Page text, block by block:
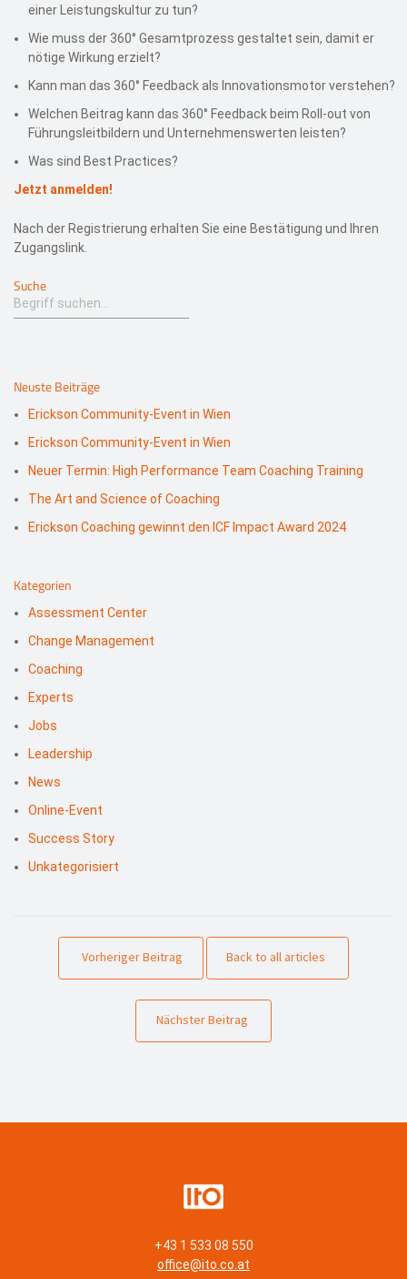
einer Leistungskultur zu tun?
Wie muss der 360° Gesamtprozess gestaltet sein, damit er
nötige Wirkung erzielt?
Kann man das 360° Feedback als Innovationsmotor verstehen?
Welchen Beitrag kann das 360° Feedback beim Roll-out von
Führungsleitbildern und Unternehmenswerten leisten?
Was sind Best Practices?
Jetzt anmelden!
Nach der Registrierung erhalten Sie eine Bestätigung und Ihren
Zugangslink.
Suche
Neuste Beiträge
Erickson Community-Event in Wien
Erickson Community-Event in Wien
Neuer Termin: High Performance Team Coaching Training
The Art and Science of Coaching
Erickson Coaching gewinnt den ICF Impact Award 2024
Kategorien
Assessment Center
Change Management
Coaching
Experts
Jobs
Leadership
News
Online-Event
Success Story
Unkategorisiert
Vorheriger Beitrag Back to all articles
Nächster Beitrag
+43 1 533 08 550
office@ito.co.at